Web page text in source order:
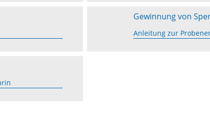
Gewinnung von
Anleitung zur